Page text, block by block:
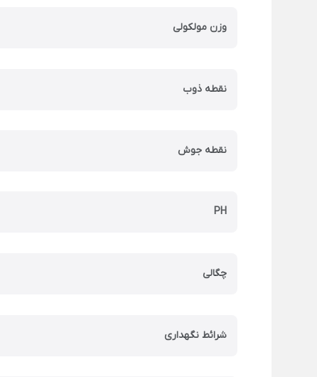
وزن مولکولی
نقطه ذوب
نقطه جوش
PH
چگالی
شرائط نگهداری